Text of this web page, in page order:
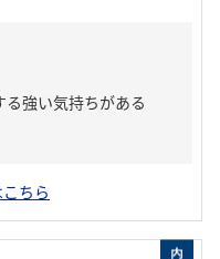
強い気持ちがある
ちら